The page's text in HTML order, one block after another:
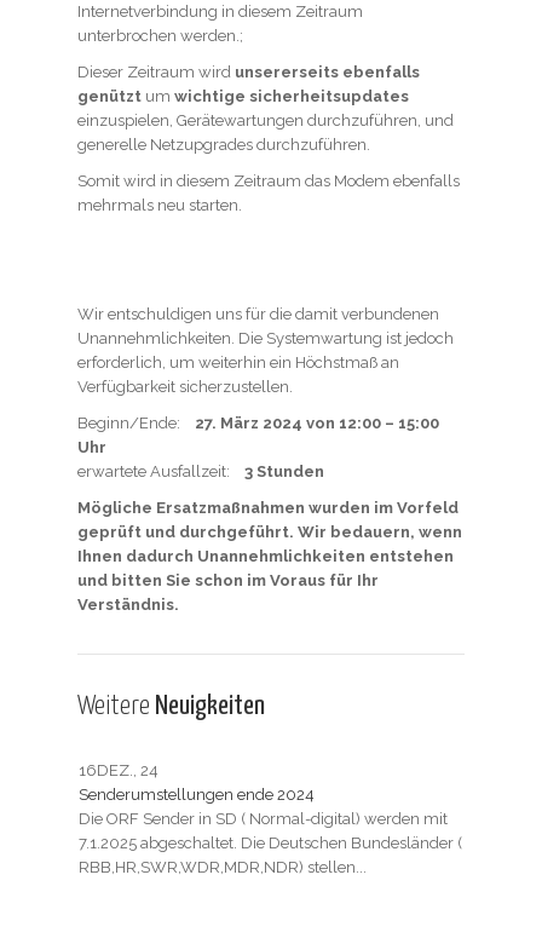
Internetverbindung in diesem Zeitraum
unterbrochen werden.;
Dieser Zeitraum wird unsererseits ebenfalls
genützt um wichtige sicherheitsupdates
einzuspielen, Gerätewartungen durchzuführen, und
generelle Netzupgrades durchzuführen.
Somit wird in diesem Zeitraum das Modem ebenfalls
mehrmals neu starten.
Wir entschuldigen uns für die damit verbundenen
Unannehmlichkeiten. Die Systemwartung ist jedoch
erforderlich, um weiterhin ein Höchstmaß an
Verfügbarkeit sicherzustellen.
Beginn/Ende: 27. März 2024 von 12:00 – 15:00
Uhr
erwartete Ausfallzeit: 3 Stunden
Mögliche Ersatzmaßnahmen wurden im Vorfeld
geprüft und durchgeführt. Wir bedauern, wenn
Ihnen dadurch Unannehmlichkeiten entstehen
und bitten Sie schon im Voraus für Ihr
Verständnis.
Weitere Neuigkeiten
16DEZ., 24
Senderumstellungen ende 2024
Die ORF Sender in SD ( Normal-digital) werden mit
7.1.2025 abgeschaltet. Die Deutschen Bundesländer (
RBB,HR,SWR,WDR,MDR,NDR) stellen...